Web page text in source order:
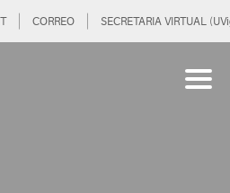
CORREO SECRETARIA VIRTUAL